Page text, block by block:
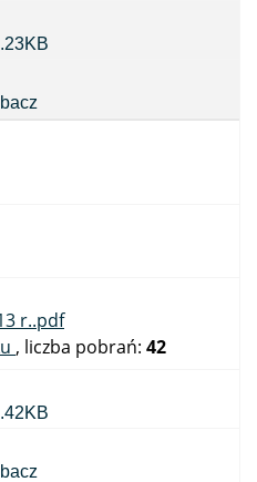
r..pdf
, liczba pobrań: 42